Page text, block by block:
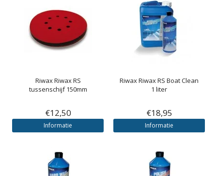
RiwaxRiwax RS
tussenschijf 150mm
€12,50
Informatie
RiwaxRiwax RS Boat Clean
1 liter
€18,95
Informatie